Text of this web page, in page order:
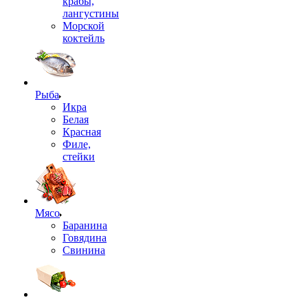
лангустины
Морской
коктейль
Рыба
Икра
Белая
Красная
Филе,
стейки
Мясо
Баранина
Говядина
Свинина